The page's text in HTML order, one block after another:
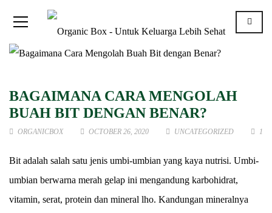
BAGAIMANA CARA MENGOLAH
BUAH BIT DENGAN BENAR?
ORGANICBOX OCTOBER 26, 2020 UNCATEGORIZED 1
Bit adalah salah satu jenis umbi-umbian yang kaya nutrisi. Umbi-
umbian berwarna merah gelap ini mengandung karbohidrat,
vitamin, serat, protein dan mineral lho. Kandungan mineralnya